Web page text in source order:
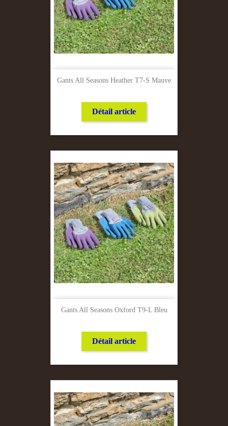
Gants All Seasons Heather T7-S Mauve
Détail article
Gants All Seasons Oxford T9-L Bleu
Détail article